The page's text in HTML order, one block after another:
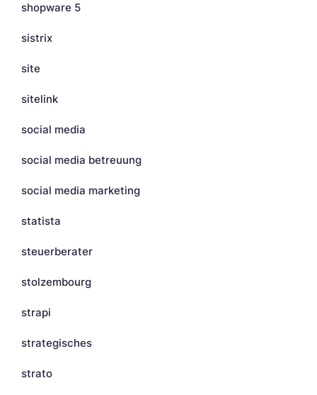
shopware 5
sistrix
site
sitelink
social media
social media betreuung
social media marketing
statista
steuerberater
stolzembourg
strapi
strategisches
strato